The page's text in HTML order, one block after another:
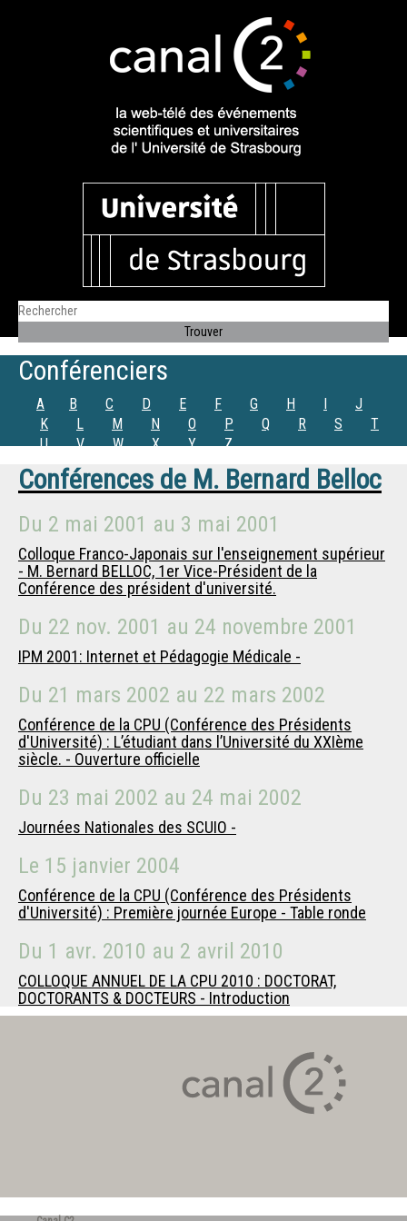
Conférenciers
A B C D E F G H I
J
K
L M N O P Q R S
T
U
V W X Y Z
Conférences de M. Bernard Belloc
Du 2 mai 2001 au 3 mai 2001
Colloque Franco-Japonais sur l'enseignement supérieur
- M. Bernard BELLOC, 1er Vice-Président de la
Conférence des président d'université.
Du 22 nov. 2001 au 24 novembre 2001
IPM 2001: Internet et Pédagogie Médicale -
Du 21 mars 2002 au 22 mars 2002
Conférence de la CPU (Conférence des Présidents
d'Université) : L’étudiant dans l’Université du XXIème
siècle. - Ouverture officielle
Du 23 mai 2002 au 24 mai 2002
Journées Nationales des SCUIO -
Le 15 janvier 2004
Conférence de la CPU (Conférence des Présidents
d'Université) : Première journée Europe - Table ronde
Du 1 avr. 2010 au 2 avril 2010
COLLOQUE ANNUEL DE LA CPU 2010 : DOCTORAT,
DOCTORANTS & DOCTEURS - Introduction